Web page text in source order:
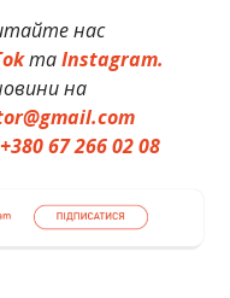
нас
таInstagram.
на
+380 67 266 02 08